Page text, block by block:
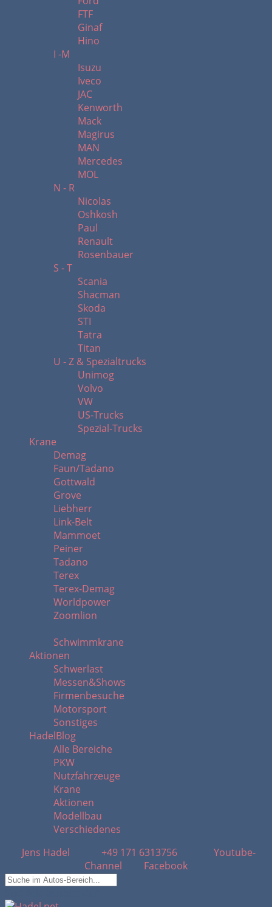
FTF
Ginaf
Hino
I -M
Isuzu
Iveco
JAC
Kenworth
Mack
Magirus
MAN
Mercedes
MOL
N - R
Nicolas
Oshkosh
Paul
Renault
Rosenbauer
S - T
Scania
Shacman
Skoda
STI
Tatra
Titan
U - Z & Spezialtrucks
Unimog
Volvo
VW
US-Trucks
Spezial-Trucks
Krane
Demag
Faun/Tadano
Gottwald
Grove
Liebherr
Link-Belt
Mammoet
Peiner
Tadano
Terex
Terex-Demag
Worldpower
Zoomlion
Schwimmkrane
Aktionen
Schwerlast
Messen&Shows
Firmenbesuche
Motorsport
Sonstiges
HadelBlog
Alle Bereiche
PKW
Nutzfahrzeuge
Krane
Aktionen
Modellbau
Verschiedenes
Jens Hadel
+49 171 6313756
Youtube-
Channel
Facebook